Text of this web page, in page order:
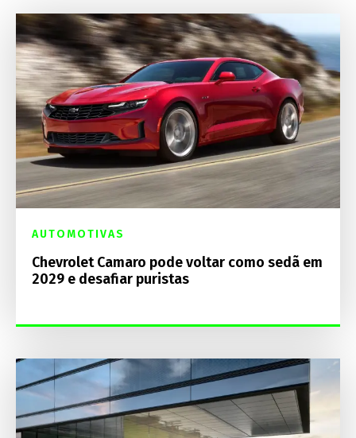
AUTOMOTIVAS
Chevrolet Camaro pode voltar como sedã em
2029 e desafiar puristas